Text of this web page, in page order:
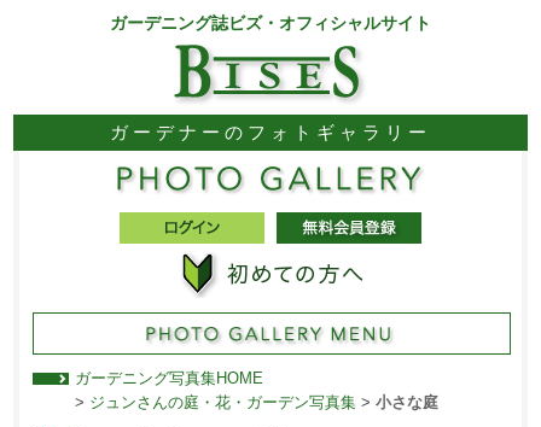
ガーデニング誌ビズ・オフィシャルサイト
ガーデナーのフォトギャラリー
ガーデニング写真集HOME
> ジュンさんの庭・花・ガーデン写真集> 小さな庭